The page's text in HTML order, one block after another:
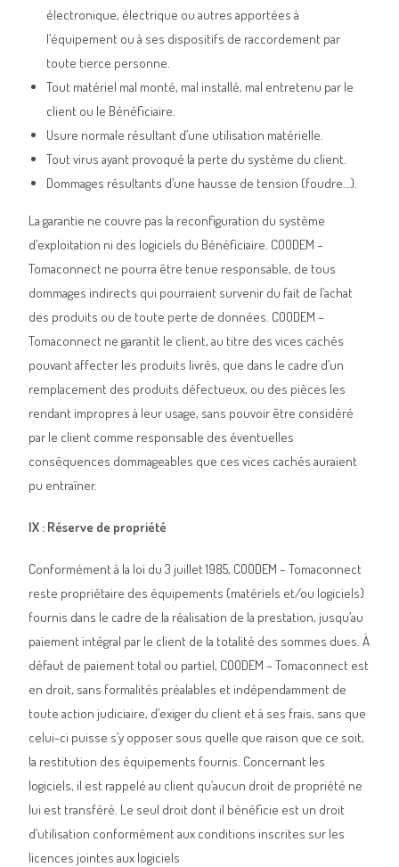
électronique, électrique ou autres apportées à
l’équipement ou à ses dispositifs de raccordement par
toute tierce personne.
Tout matériel mal monté, mal installé, mal entretenu par le
client ou le Bénéficiaire.
Usure normale résultant d’une utilisation matérielle.
Tout virus ayant provoqué la perte du système du client.
Dommages résultants d’une hausse de tension (foudre…).
La garantie ne couvre pas la reconfiguration du système
d’exploitation ni des logiciels du Bénéficiaire. COODEM –
Tomaconnect ne pourra être tenue responsable, de tous
dommages indirects qui pourraient survenir du fait de l’achat
des produits ou de toute perte de données. COODEM –
Tomaconnect ne garantit le client, au titre des vices cachés
pouvant affecter les produits livrés, que dans le cadre d’un
remplacement des produits défectueux, ou des pièces les
rendant impropres à leur usage, sans pouvoir être considéré
par le client comme responsable des éventuelles
conséquences dommageables que ces vices cachés auraient
pu entraîner.
IX : Réserve de propriété
Conformément à la loi du 3 juillet 1985, COODEM – Tomaconnect
reste propriétaire des équipements (matériels et/ou logiciels)
fournis dans le cadre de la réalisation de la prestation, jusqu’au
paiement intégral par le client de la totalité des sommes dues. À
défaut de paiement total ou partiel, COODEM – Tomaconnect est
en droit, sans formalités préalables et indépendamment de
toute action judiciaire, d’exiger du client et à ses frais, sans que
celui-ci puisse s’y opposer sous quelle que raison que ce soit,
la restitution des équipements fournis. Concernant les
logiciels, il est rappelé au client qu’aucun droit de propriété ne
lui est transféré. Le seul droit dont il bénéficie est un droit
d’utilisation conformément aux conditions inscrites sur les
licences jointes aux logiciels